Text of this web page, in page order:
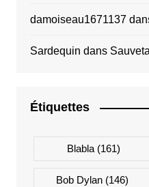
damoiseau1671137
Sardequin dans
Étiquettes
Blabla(161)
Bob Dylan (146)